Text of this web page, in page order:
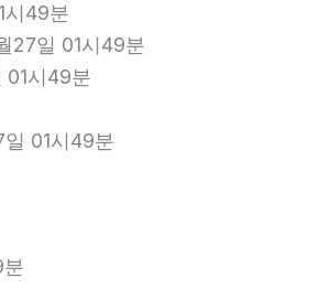
시49분
27일 01시49분
01시49분
01시49분